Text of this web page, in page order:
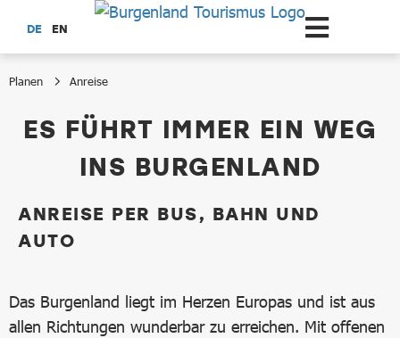
Zum Hauptinhalt springen
DE EN
Planen Anreise
AnreiseES FÜHRT IMMER EIN WEG
INS BURGENLAND
ANREISE PER BUS, BAHN UND
AUTO
Das Burgenland liegt im Herzen Europas und ist aus
allen Richtungen wunderbar zu erreichen. Mit offenen